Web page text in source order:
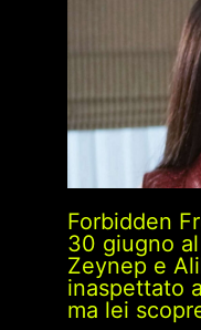
Forbidden
30 giugno
Zeynep e
inaspettato
ma lei